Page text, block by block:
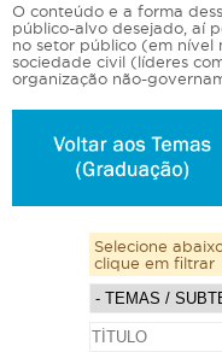
O conteúdo e a forma
público-alvo desejado, aí
no setor público (em nível
sociedade civil (líderes
organização não-
Selecione
clique em filtrar